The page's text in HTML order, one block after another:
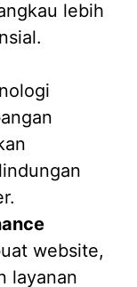
lebih
website,
layanan